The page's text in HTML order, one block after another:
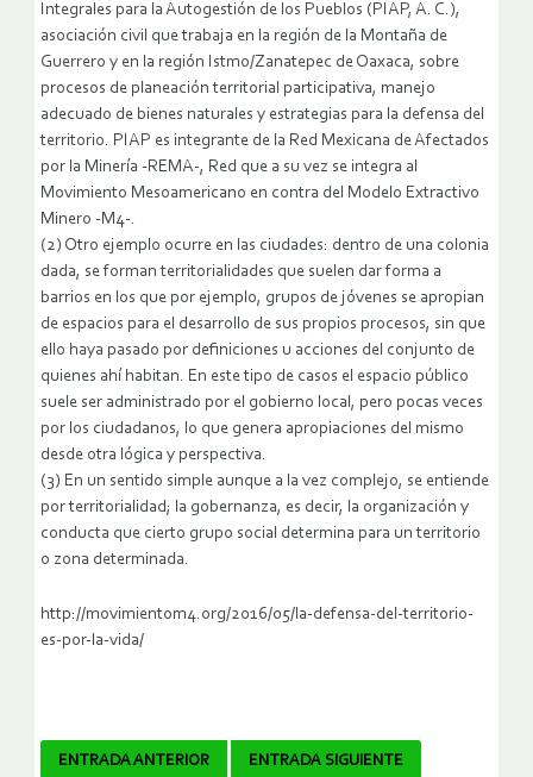
Integrales para la Autogestión de los Pueblos (PIAP, A. C.),
asociación civil que trabaja en la región de la Montaña de
Guerrero y en la región Istmo/Zanatepec de Oaxaca, sobre
procesos de planeación territorial participativa, manejo
adecuado de bienes naturales y estrategias para la defensa del
territorio. PIAP es integrante de la Red Mexicana de Afectados
por la Minería -REMA-, Red que a su vez se integra al
Movimiento Mesoamericano en contra del Modelo Extractivo
Minero -M4-.
(2) Otro ejemplo ocurre en las ciudades: dentro de una colonia
dada, se forman territorialidades que suelen dar forma a
barrios en los que por ejemplo, grupos de jóvenes se apropian
de espacios para el desarrollo de sus propios procesos, sin que
ello haya pasado por definiciones u acciones del conjunto de
quienes ahí habitan. En este tipo de casos el espacio público
suele ser administrado por el gobierno local, pero pocas veces
por los ciudadanos, lo que genera apropiaciones del mismo
desde otra lógica y perspectiva.
(3) En un sentido simple aunque a la vez complejo, se entiende
por territorialidad; la gobernanza, es decir, la organización y
conducta que cierto grupo social determina para un territorio
o zona determinada.
http://movimientom4.org/2016/05/la-defensa-del-territorio-
es-por-la-vida/
Navegador
ENTRADA ANTERIOR ENTRADA SIGUIENTE